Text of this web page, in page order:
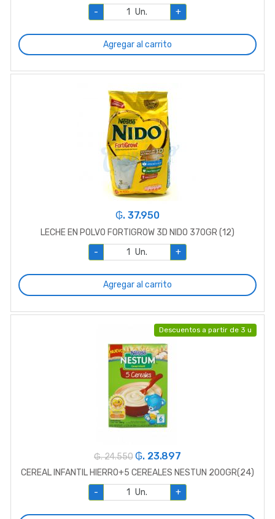
-
Un. +
Agregar al carrito
₲. 37.950
LECHE EN POLVO FORTIGROW 3D NIDO 370GR (12)
-
Un. +
Agregar al carrito
Descuentos a partir de 3 u
₲. 24.550 ₲. 23.897
CEREAL INFANTIL HIERRO+5 CEREALES NESTUN 200GR(24)
-
Un. +